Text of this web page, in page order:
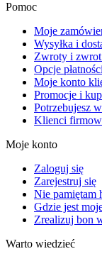
Pomoc
Moje
Wysyłka i
Zwroty i
Opcje
Moje konto
Promocje i
Potrzebujesz
Klienci
Moje konto
Zaloguj się
Zarejestruj się
Nie pamiętam
Gdzie jest
Zrealizuj bon
Warto wiedzieć